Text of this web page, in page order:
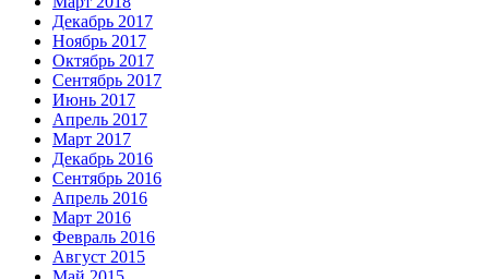
Декабрь 2017
Ноябрь 2017
Октябрь 2017
Сентябрь 2017
Июнь 2017
Апрель 2017
Март 2017
Декабрь 2016
Сентябрь 2016
Апрель 2016
Март 2016
Февраль 2016
Август 2015